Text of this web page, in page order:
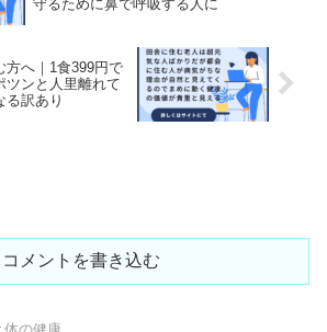
守るために鼻で呼吸する人に
方へ｜1食399円で
ツンと人里離れて
る訳あり
コメントを書き込む